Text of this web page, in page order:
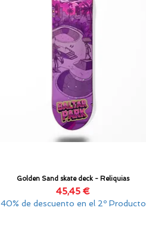
Vista rápida
Golden Sand skate deck - Reliquias
Precio
45,45 €
40% de descuento en el 2º Producto